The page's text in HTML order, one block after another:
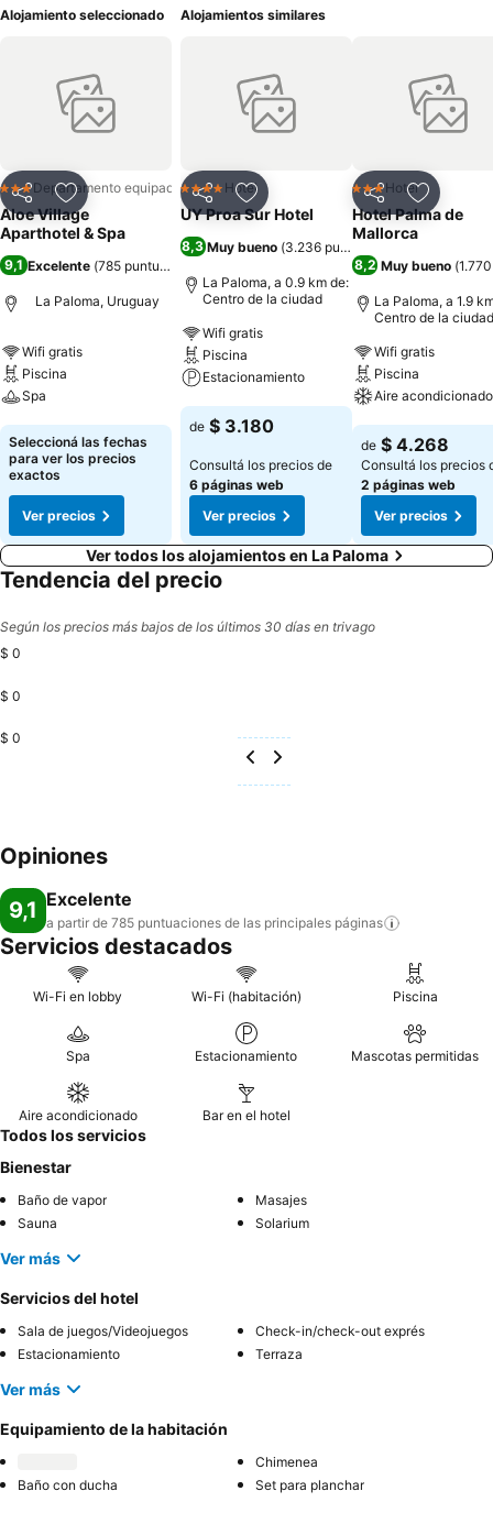
Alojamiento seleccionado
CompartirAñadir a favoritos
3 EstrellasDepartamento equipado
Aloe Village
Aparthotel & Spa
9,1 Excelente (785 puntuaciones
La Paloma, Uruguay
Wifi gratis
Piscina
Spa
Ver precios
Seleccioná las fechas
para ver los precios
exactos
Ver precios
Alojamientos similares
CompartirAñadir a favoritos
4 EstrellasHotel
UY Proa Sur Hotel
8,3Muy bueno (3.236 puntuaciones
La Paloma, a 0.9 km de:
Centro de la ciudad
Wifi gratis
Piscina
Estacionamiento
Ver precios
de $ 3.180
Consultá los precios de
6 páginas web
Ver precios
CompartirAñadir
3 Estrellas
Hotel
Hotel Palma de
Mallorca
8,2 Muy bueno (
La Paloma, a 1.9
Centro de la ciudad
Wifi gratis
Piscina
Aire acondicionado
Ver precios
de $ 4.268
Consultá los precios
2 páginas web
Ver precios
Ver todos los alojamientos en La Paloma
Tendencia del precio
Según los precios más bajos de los últimos 30 días en trivago
$ 0
$ 0
$ 0
Opiniones
9,1 Excelente
a partir de 785 puntuaciones de las principales páginas
Servicios destacados
Wi-Fi en lobby Wi-Fi (habitación) Piscina
Spa Estacionamiento Mascotas permitidas
Aire acondicionado Bar en el hotel
Todos los servicios
Bienestar
Baño de vapor
Masajes
Sauna
Solarium
Ver más
Servicios del hotel
Sala de juegos/Videojuegos
Check-in/check-out exprés
Estacionamiento
Terraza
Ver más
Equipamiento de la habitación
Chimenea
Baño con ducha
Set para planchar